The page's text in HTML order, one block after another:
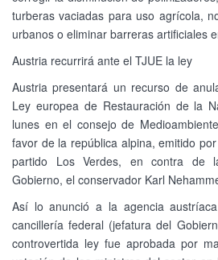
turberas vaciadas para uso agrícola,
urbanos o eliminar barreras artificiales
Austria recurrirá ante el TJUE la ley
Austria presentará un recurso de
Ley europea de Restauración de la
lunes en el consejo de
favor de la república alpina, emitido
partido Los Verdes, en contra de
Gobierno, el conservador Karl
Así lo anunció a la agencia
cancillería federal (jefatura del
controvertida ley fue aprobada por